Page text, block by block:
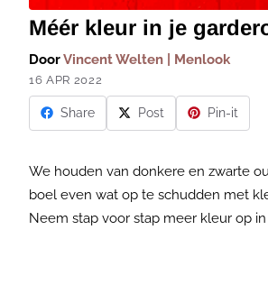
Méér kleur in je
DoorVincent Welten | Menlook
16 APR 2022
Share Post Pin-it
We houden van donkere en zwarte
boel even wat op te schudden met
Neem stap voor stap meer kleur op